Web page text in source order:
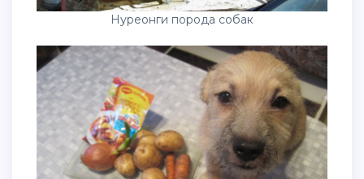
Нуреонги порода собак